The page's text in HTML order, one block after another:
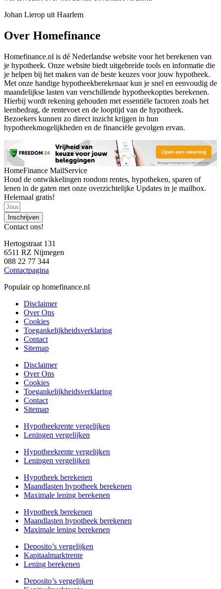
Johan Lierop uit Haarlem
Over Homefinance
Homefinance.nl is dé Nederlandse website voor het berekenen van
je hypotheek. Onze website biedt uitgebreide tools en informatie die
je helpen bij het maken van de beste keuzes voor jouw hypotheek.
Met onze handige hypotheekberekenaar kun je snel en eenvoudig de
maandelijkse lasten van verschillende hypotheekopties berekenen.
Hierbij wordt rekening gehouden met essentiële factoren zoals het
leenbedrag, de rentevoet en de looptijd van de hypotheek.
Bezoekers kunnen zo direct inzicht krijgen in hun
hypotheekmogelijkheden en de financiële gevolgen ervan.
HomeFinance MailService
Houd de ontwikkelingen rondom rentes, hypotheken, sparen of
lenen in de gaten met onze overzichtelijke Updates in je mailbox.
Helemaal gratis!
Inschrijven
Contact ons!
Hertogstraat 131
6511 RZ Nijmegen
088 22 77 344
Contactpagina
Populair op homefinance.nl
Disclaimer
Over Ons
Cookies
Toegankelijkheidsverklaring
Contact
Sitemap
Disclaimer
Over Ons
Cookies
Toegankelijkheidsverklaring
Contact
Sitemap
Hypotheekrente vergelijken
Leningen vergelijken
Hypotheekrente vergelijken
Leningen vergelijken
Hypotheek berekenen
Maandlasten hypotheek berekenen
Maximale lening berekenen
Hypotheek berekenen
Maandlasten hypotheek berekenen
Maximale lening berekenen
Deposito’s vergelijken
Kapitaalmarktrente
Lening berekenen
Deposito’s vergelijken